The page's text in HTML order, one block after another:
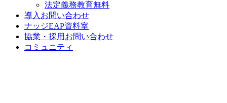
法定義務教育無料
導入お問い合わせ
ナッジEAP資料室
協業・採用お問い合わせ
コミュニティ